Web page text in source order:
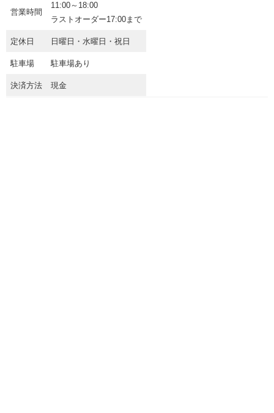
営業時間
11:00～18:00
ラストオーダー17:00まで
定休日 日曜日・水曜日・祝日
駐車場 駐車場あり
決済方法 現金